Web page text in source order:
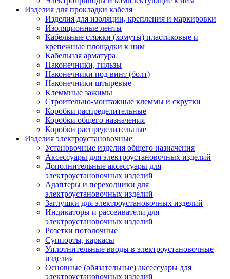
Изделия для прокладки кабеля
Изделия для изоляции, крепления и маркировки
Изоляционные ленты
Кабельные стяжки (хомуты) пластиковые и
крепежные площадки к ним
Кабельная арматура
Наконечники, гильзы
Наконечники под винт (болт)
Наконечники штыревые
Клеммные зажимы
Строительно-монтажные клеммы и скрутки
Коробки распределительные
Коробки общего назначения
Коробки распределительные
Изделия электроустановочные
Установочные изделия общего назначения
Аксессуары для электроустановочных изделий
Дополнительные аксессуары для
электроустановочных изделий
Адаптеры и переходники для
электроустановочных изделий
Заглушки для электроустановочных изделий
Индикаторы и рассеиватели для
электроустановочных изделий
Розетки потолочные
Суппорты, каркасы
Уплотнительные вводы в электроустановочные
изделия
Основные (обязательные) аксессуары для
электроустановочных изделий